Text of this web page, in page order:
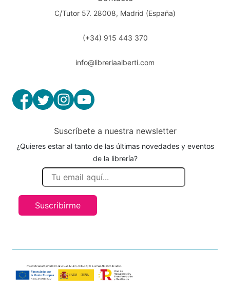
C/Tutor 57. 28008, Madrid (España)
(+34) 915 443 370
info@libreriaalberti.com
Suscríbete a nuestra newsletter
¿Quieres estar al tanto de las últimas novedades y eventos
de la librería?
Suscribirme